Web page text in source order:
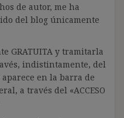
de autor, me ha
del blog únicamente
GRATUITA y tramitarla
indistintamente, del
aparece en la barra de
a través del «ACCESO